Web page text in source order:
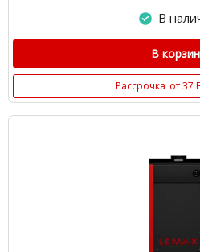
В
В
Рассрочка от 37